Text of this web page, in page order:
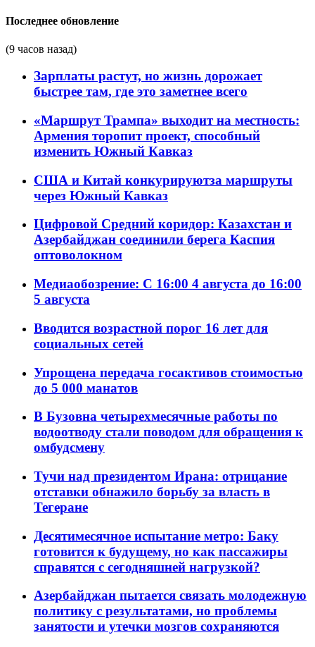
Последнее обновление
(9 часов назад)
Зарплаты растут, но жизнь дорожает
быстрее там, где это заметнее всего
«Маршрут Трампа» выходит на местность:
Армения торопит проект, способный
изменить Южный Кавказ
США и Китай конкурируютза маршруты
через Южный Кавказ
Цифровой Средний коридор: Казахстан и
Азербайджан соединили берега Каспия
оптоволокном
Медиаобозрение: С 16:00 4 августа до 16:00
5 августа
Вводится возрастной порог 16 лет для
социальных сетей
Упрощена передача госактивов стоимостью
до 5 000 манатов
В Бузовна четырехмесячные работы по
водоотводу стали поводом для обращения к
омбудсмену
Тучи над президентом Ирана: отрицание
отставки обнажило борьбу за власть в
Тегеране
Десятимесячное испытание метро: Баку
готовится к будущему, но как пассажиры
справятся с сегодняшней нагрузкой?
Азербайджан пытается связать молодежную
политику с результатами, но проблемы
занятости и утечки мозгов сохраняются